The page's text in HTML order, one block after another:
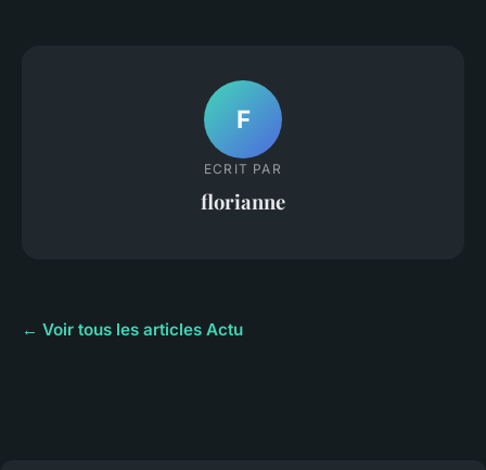
F
ECRIT PAR
florianne
← Voir tous les articles Actu